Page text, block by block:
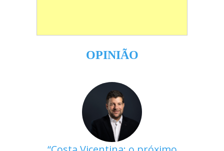
OPINIÃO